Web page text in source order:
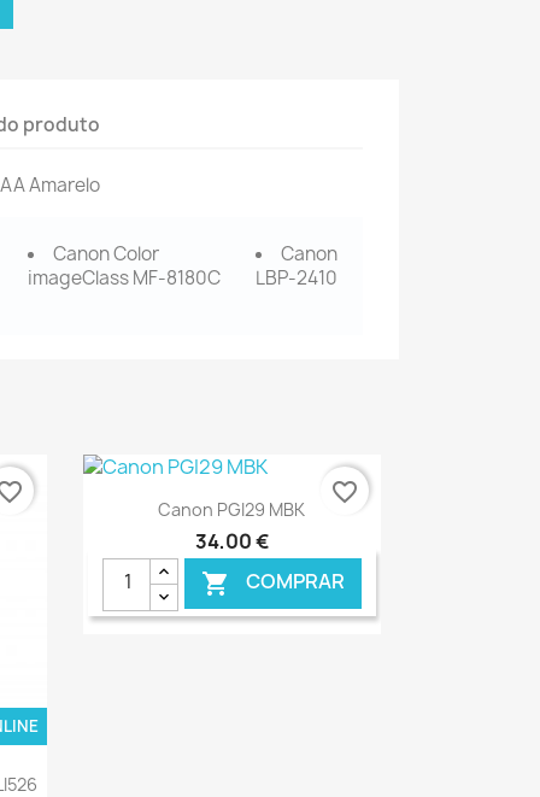
produto
Amarelo
Canon Color
imageClass MF-8180C
Canon
LBP-2410
Ver+
Canon PGI29 MBK
34,00 €
 COMPRAR
favorite_border